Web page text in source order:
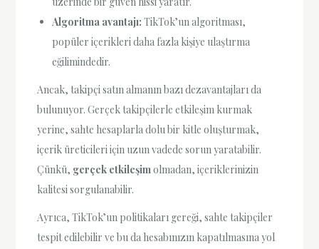
Algoritma avantajı: TikTok’un algoritması,
popüler içerikleri daha fazla kişiye ulaştırma
eğilimindedir.
Ancak, takipçi satın almanın bazı dezavantajları da
bulunuyor. Gerçek takipçilerle etkileşim kurmak
yerine, sahte hesaplarla dolu bir kitle oluşturmak,
içerik üreticileri için uzun vadede sorun yaratabilir.
Çünkü, gerçek etkileşim olmadan, içeriklerinizin
kalitesi sorgulanabilir.
Ayrıca, TikTok’un politikaları gereği, sahte takipçiler
tespit edilebilir ve bu da hesabınızın kapatılmasına yol